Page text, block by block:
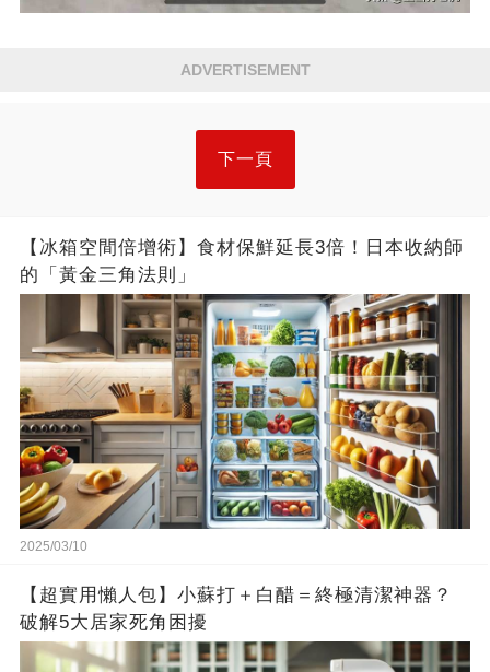
ADVERTISEMENT
下一頁
【冰箱空間倍增術】食材保鮮延長3倍！日本收納師
的「黃金三角法則」
2025/03/10
【超實用懶人包】小蘇打＋白醋＝終極清潔神器？
破解5大居家死角困擾